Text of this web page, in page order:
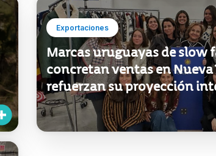
Exportaciones
Marcas uruguayas de slow
concretan ventas en Nueva